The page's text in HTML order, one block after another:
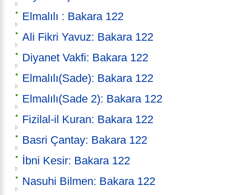
Elmalılı : Bakara 122
Ali Fikri Yavuz: Bakara 122
Diyanet Vakfi: Bakara 122
Elmalılı(Sade): Bakara 122
Elmalılı(Sade 2): Bakara 122
Fizilal-il Kuran: Bakara 122
Basri Çantay: Bakara 122
İbni Kesir: Bakara 122
Nasuhi Bilmen: Bakara 122